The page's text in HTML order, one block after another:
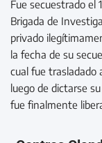
Fue secuestrado el
Brigada de
privado
la fecha de su
cual fue trasladado
luego de dictarse
fue finalmente